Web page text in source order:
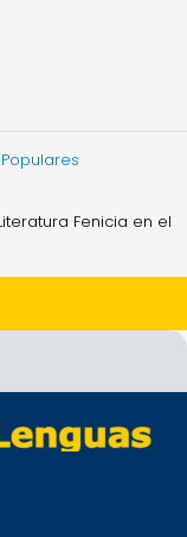
Fenicia en el